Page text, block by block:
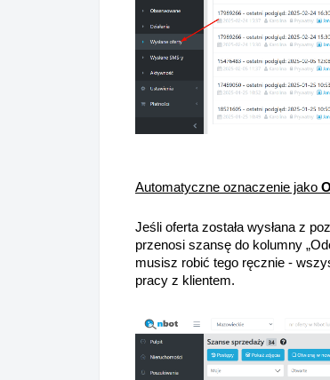
Automatyczne oznaczenie jako
Jeśli oferta została wysłana z
przenosi szansę do kolumny
musisz robić tego ręcznie -
pracy z klientem.